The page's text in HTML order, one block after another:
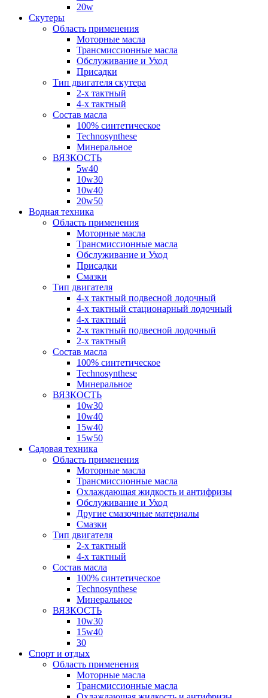
20w
Скутеры
Область применения
Моторные масла
Трансмиссионные масла
Обслуживание и Уход
Присадки
Тип двигателя скутера
2-х тактный
4-х тактный
Состав масла
100% синтетическое
Technosynthese
Минеральное
ВЯЗКОСТЬ
5w40
10w30
10w40
20w50
Водная техника
Область применения
Моторные масла
Трансмиссионные масла
Обслуживание и Уход
Присадки
Смазки
Тип двигателя
4-х тактный подвесной лодочный
4-х тактный стационарный лодочный
4-х тактный
2-х тактный подвесной лодочный
2-х тактный
Состав масла
100% синтетическое
Technosynthese
Минеральное
ВЯЗКОСТЬ
10w30
10w40
15w40
15w50
Садовая техника
Область применения
Моторные масла
Трансмиссионные масла
Охлаждающая жидкость и антифризы
Обслуживание и Уход
Другие смазочные материалы
Смазки
Тип двигателя
2-х тактный
4-х тактный
Состав масла
100% синтетическое
Technosynthese
Минеральное
ВЯЗКОСТЬ
10w30
15w40
30
Спорт и отдых
Область применения
Моторные масла
Трансмиссионные масла